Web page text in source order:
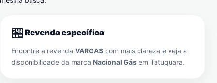
🏪Revenda específica
Encontre a revenda VARGAS com mais clareza e veja a
disponibilidade da marca Nacional Gás em Tatuquara.